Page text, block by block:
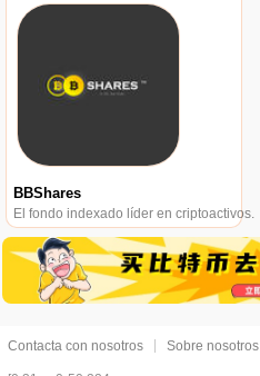
BBShares
El fondo indexado líder en criptoactivos.
Contacta con nosotros Sobre nosotros